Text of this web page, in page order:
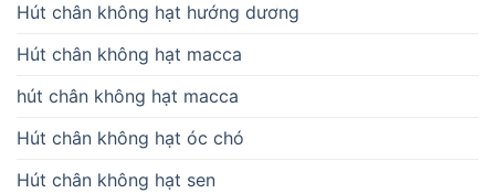
Hút chân không hạt hướng dương
Hút chân không hạt macca
hút chân không hạt macca
Hút chân không hạt óc chó
Hút chân không hạt sen